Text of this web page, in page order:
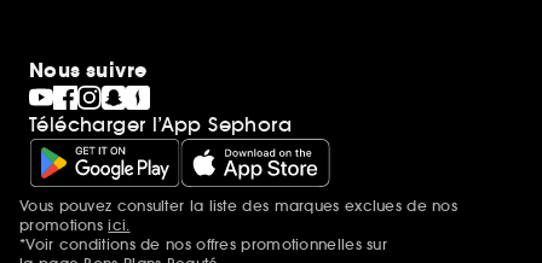
Nous suivre
Télécharger l’App Sephora
Mentions additionnelles
Vous pouvez consulter la liste des marques exclues de nos
promotionsici.
*Voir conditions de nos offres promotionnelles sur